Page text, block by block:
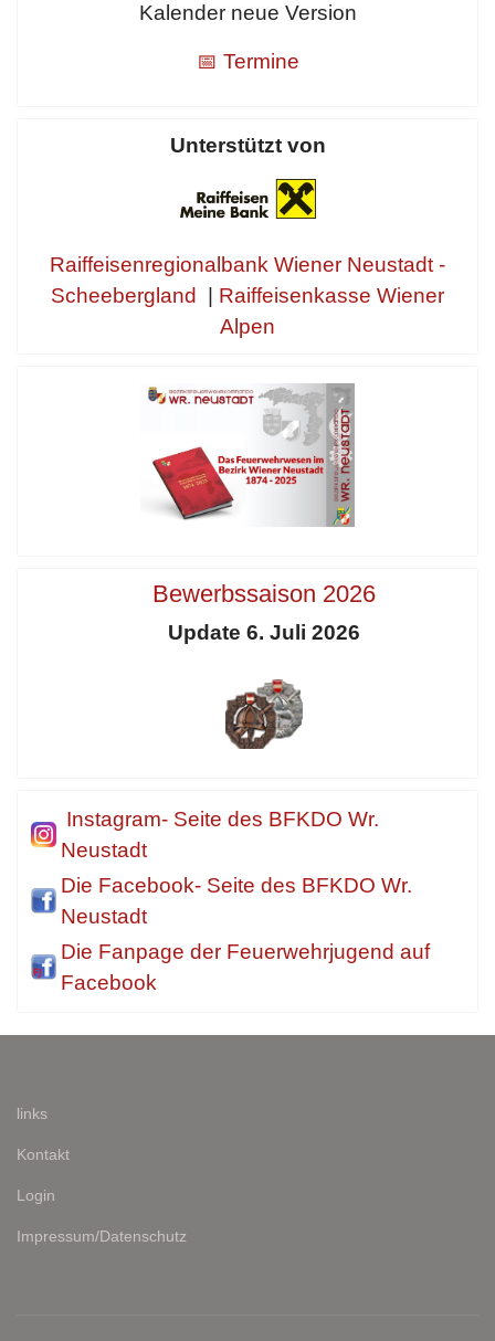
Kalender neue Version
📅 Termine
Unterstützt von
Raiffeisenregionalbank Wiener Neustadt -
Scheebergland
Raiffeisenkasse Wiener
Alpen
Bewerbssaison 2026
Update 6. Juli 2026
Instagram- Seite des BFKDO Wr.
Neustadt
Die Facebook- Seite des BFKDO Wr.
Neustadt
Die Fanpage der Feuerwehrjugend auf
Facebook
links
Kontakt
Login
Impressum/Datenschutz